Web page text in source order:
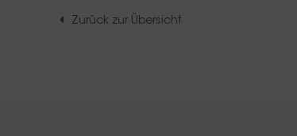
Zurück zur Übersicht